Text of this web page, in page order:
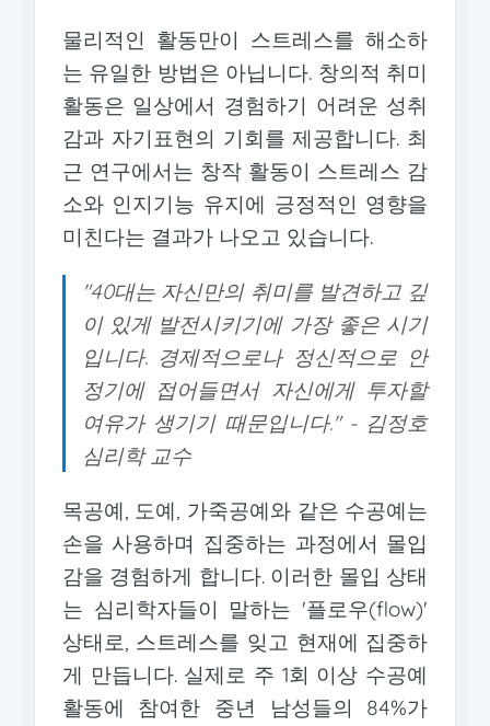
물리적인 활동만이 스트레스를 해소하
는 유일한 방법은 아닙니다. 창의적 취미
활동은 일상에서 경험하기 어려운 성취
감과 자기표현의 기회를 제공합니다. 최
근 연구에서는 창작 활동이 스트레스 감
소와 인지기능 유지에 긍정적인 영향을
미친다는 결과가 나오고 있습니다.
"40대는 자신만의 취미를 발견하고 깊
이 있게 발전시키기에 가장 좋은 시기
입니다. 경제적으로나 정신적으로 안
정기에 접어들면서 자신에게 투자할
여유가 생기기 때문입니다." - 김정호
심리학 교수
목공예, 도예, 가죽공예와 같은 수공예는
손을 사용하며 집중하는 과정에서 몰입
감을 경험하게 합니다. 이러한 몰입 상태
는 심리학자들이 말하는 '플로우(flow)'
상태로, 스트레스를 잊고 현재에 집중하
게 만듭니다. 실제로 주 1회 이상 수공예
활동에 참여한 중년 남성들의 84%가